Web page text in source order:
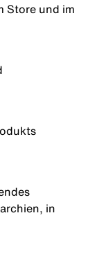
Store und im
in